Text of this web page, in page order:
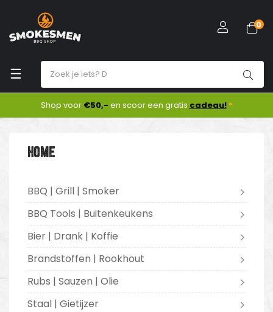
Toggle
navigation
☰
0
Shop voor €50,- en scoor een gratis cadeau! *
HOME
BBQ | Grill | Smoker
BBQ Tools | Buitenkeukens
Bier | Drank | Koffie
Brandstoffen | Rookhout
Rubs | Sauzen | Olie
Staal | Gietijzer